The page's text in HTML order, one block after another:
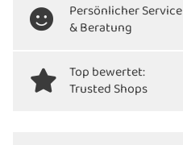
Persönlicher Service
& Beratung
Top bewertet:
Trusted Shops